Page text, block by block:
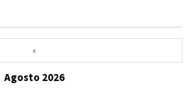
‹
Agosto 2026